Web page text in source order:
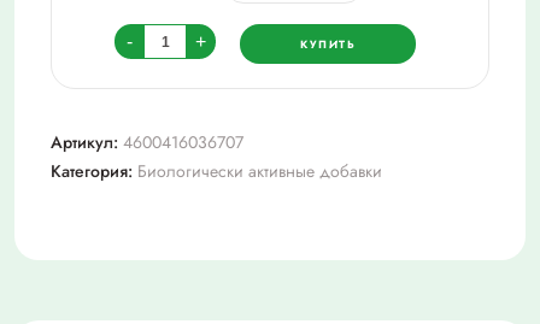
-
Количество
товара
Мармелад
фру
Зубки
+ КУПИТЬ
Артикул: 4600416036707
Категория: Биологически активные добавки